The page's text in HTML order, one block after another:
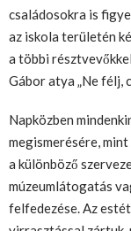
családosokra is
az iskola területén
a többi
Gábor atya „Ne félj,
Napközben
megismerésére,
a különböző
múzeumlátogatás
felfedezése. Az